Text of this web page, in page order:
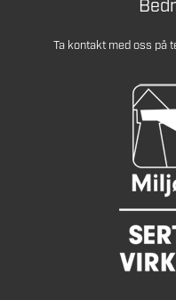
Ta kontakt med oss på